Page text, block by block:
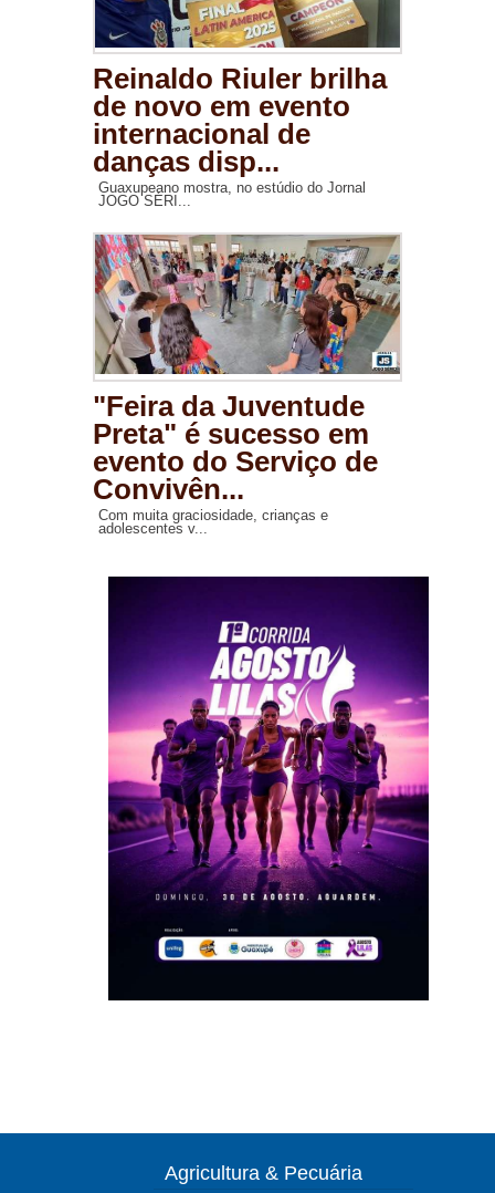
Reinaldo Riuler brilha
de novo em evento
internacional de
danças disp...
Guaxupeano mostra, no estúdio do Jornal
JOGO SÉRI...
"Feira da Juventude
Preta" é sucesso em
evento do Serviço de
Convivên...
Com muita graciosidade, crianças e
adolescentes v...
Agricultura & Pecuária